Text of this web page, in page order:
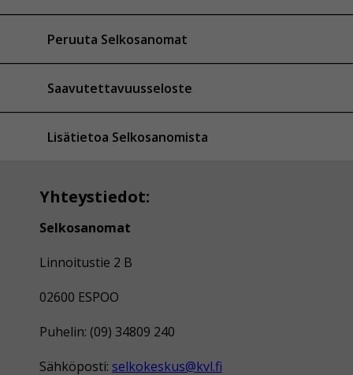
Peruuta Selkosanomat
Saavutettavuusseloste
Lisätietoa Selkosanomista
Yhteystiedot:
Selkosanomat
Linnoitustie 2 B
02600 ESPOO
Puhelin: (09) 34809 240
Sähköposti: selkokeskus@kvl.fi